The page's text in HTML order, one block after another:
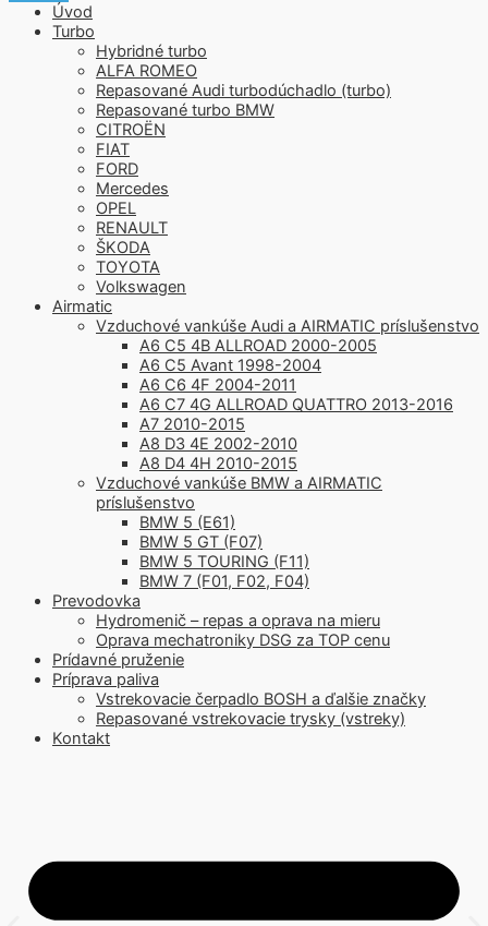
Úvod
Turbo
Hybridné turbo
ALFA ROMEO
Repasované Audi turbodúchadlo (turbo)
Repasované turbo BMW
CITROËN
FIAT
FORD
Mercedes
OPEL
RENAULT
ŠKODA
TOYOTA
Volkswagen
Airmatic
Vzduchové vankúše Audi a AIRMATIC príslušenstvo
A6 C5 4B ALLROAD 2000-2005
A6 C5 Avant 1998-2004
A6 C6 4F 2004-2011
A6 C7 4G ALLROAD QUATTRO 2013-2016
A7 2010-2015
A8 D3 4E 2002-2010
A8 D4 4H 2010-2015
Vzduchové vankúše BMW a AIRMATIC
príslušenstvo
BMW 5 (E61)
BMW 5 GT (F07)
BMW 5 TOURING (F11)
BMW 7 (F01, F02, F04)
Prevodovka
Hydromenič – repas a oprava na mieru
Oprava mechatroniky DSG za TOP cenu
Prídavné pruženie
Príprava paliva
Vstrekovacie čerpadlo BOSH a ďalšie značky
Repasované vstrekovacie trysky (vstreky)
Kontakt